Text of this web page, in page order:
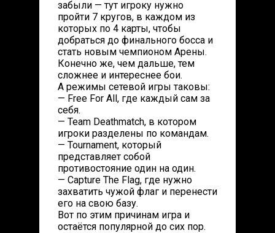
забыли — тут игроку нужно
пройти 7 кругов, в каждом из
которых по 4 карты, чтобы
добраться до финального босса и
стать новым чемпионом Арены.
Конечно же, чем дальше, тем
сложнее и интереснее бои.
А режимы сетевой игры таковы:
— Free For All, где каждый сам за
себя.
— Team Deathmatch, в котором
игроки разделены по командам.
— Tournament, который
представляет собой
противостояние один на один.
— Capture The Flag, где нужно
захватить чужой флаг и перенести
его на свою базу.
Вот по этим причинам игра и
остаётся популярной до сих пор.